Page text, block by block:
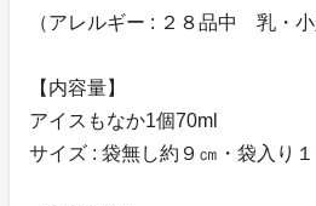
（アレルギー : ２８品中 乳・
【内容量】
アイスもなか1個70ml
サイズ : 袋無し約９㎝・袋入り